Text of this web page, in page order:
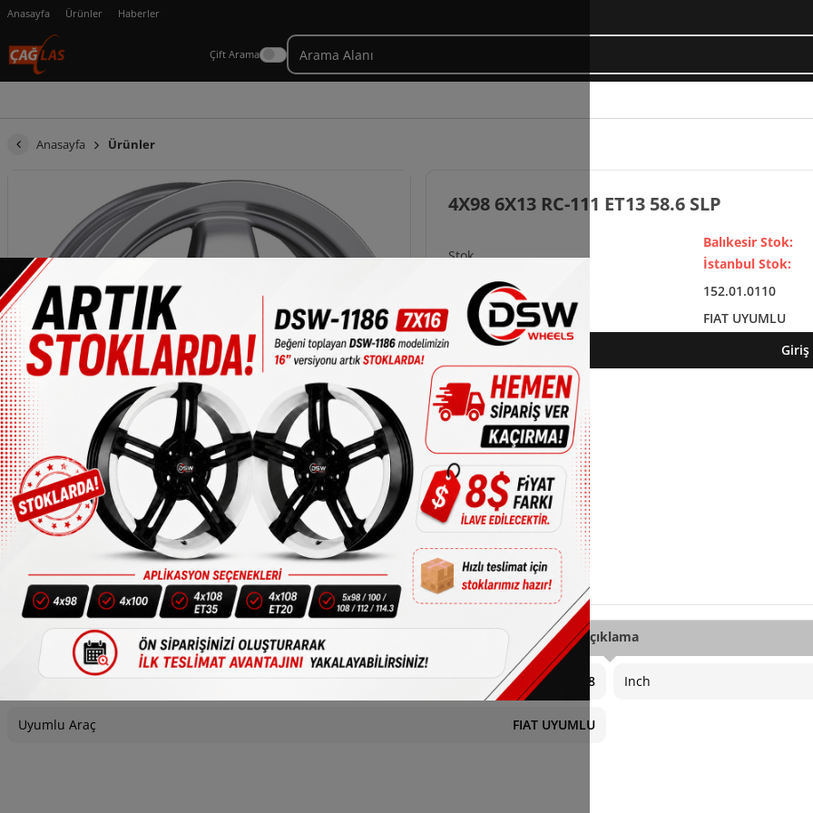
Anasayfa Ürünler Haberler
Çift Arama
Anasayfa Ürünler
152.01.0110
4X98 6X13 RC-111 ET13 58.6 SLP
FIAT UYUMLU
Balıkesir Stok:
İstanbul Stok:
Giriş
Açıklama
Bijon 4X98 Inch
Uyumlu Araç FIAT UYUMLU
×